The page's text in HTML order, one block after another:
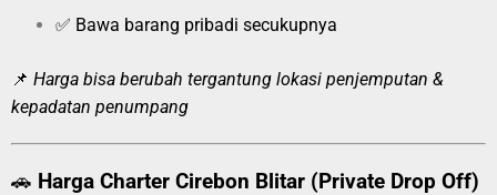
✅ Bawa barang pribadi secukupnya
📌 Harga bisa berubah tergantung lokasi penjemputan &
kepadatan penumpang
🚗 Harga Charter Cirebon Blitar (Private Drop Off)